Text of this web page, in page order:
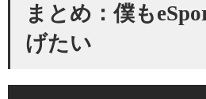
まとめ：僕も
げたい